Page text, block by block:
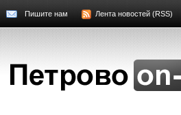
Пишите нам Лента новостей (RSS)